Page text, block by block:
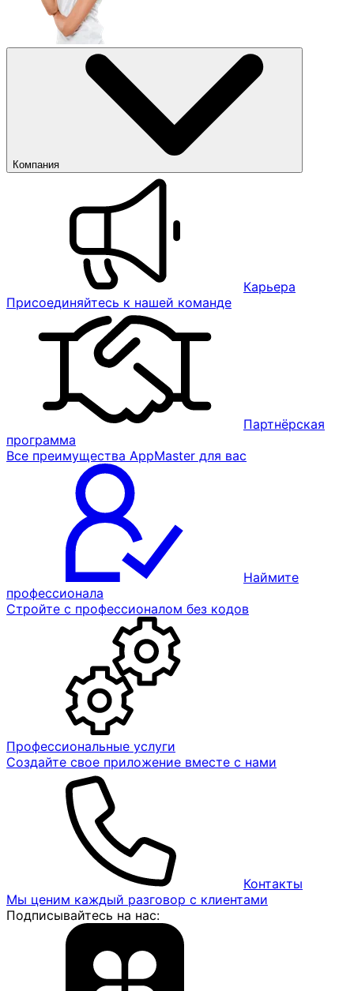
Компания
Карьера
Присоединяйтесь к нашей команде
Партнёрская
программа
Все преимущества AppMaster для вас
Наймите
профессионала
Стройте с профессионалом без кодов
Профессиональные услуги
Создайте свое приложение вместе с нами
Контакты
Мы ценим каждый разговор с клиентами
Подписывайтесь на нас: